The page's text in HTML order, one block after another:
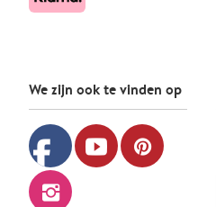
We zijn ook te vinden op
facebook youtube pinterest
instagram